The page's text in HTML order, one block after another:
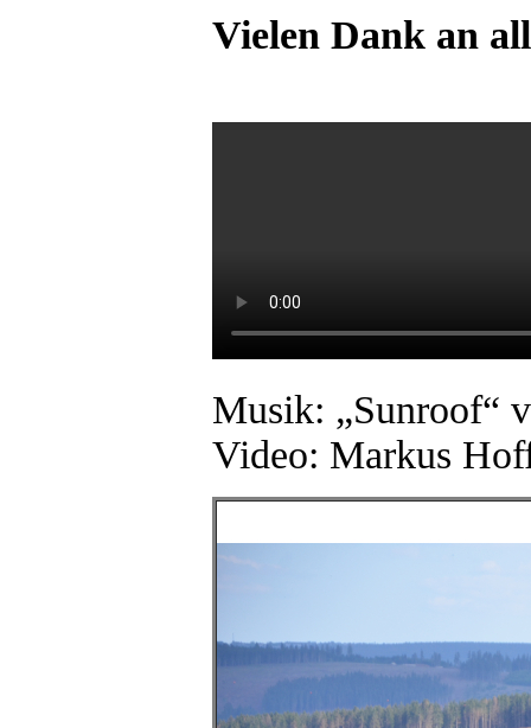
Vielen Dank an
Musik: „Sunroof“
Video: Markus